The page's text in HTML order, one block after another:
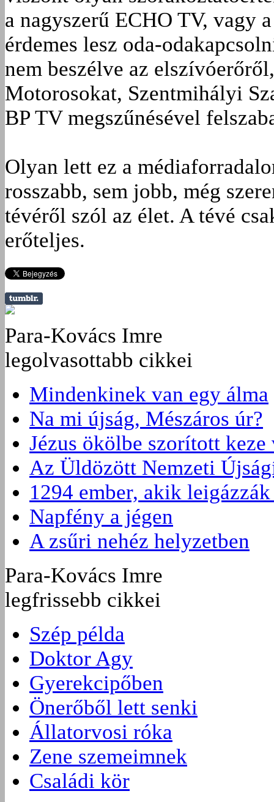
a nagyszerű ECHO TV, vagy
érdemes lesz oda-
nem beszélve az
Motorosokat, Szentmihályi
BP TV megszűnésével
Olyan lett ez a
rosszabb, sem jobb, még
tévéről szól az élet. A tévé
erőteljes.
Para-Kovács Imre
legolvasottabb cikkei
Mindenkinek van egy álma
Na mi újság, Mészáros úr?
Jézus ökölbe szorított keze
Az Üldözött Nemzeti
1294 ember, akik
Napfény a jégen
A zsűri nehéz helyzetben
Para-Kovács Imre
legfrissebb cikkei
Szép példa
Doktor Agy
Gyerekcipőben
Önerőből lett senki
Állatorvosi róka
Zene szemeimnek
Családi kör